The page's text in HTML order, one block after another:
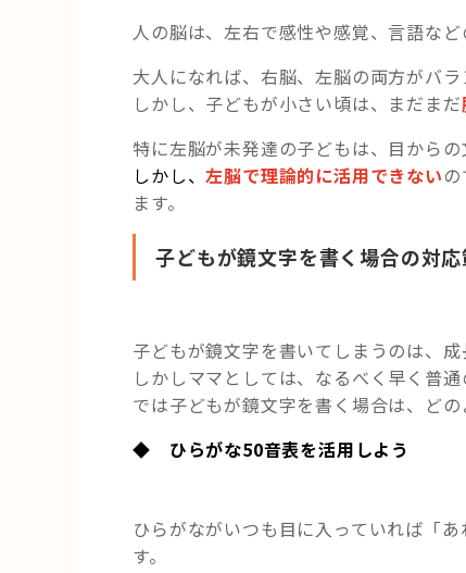
人の脳は、左右で感性や感覚、言語な
大人になれば、右脳、左脳の両方がバ
しかし、子どもが小さい頃は、まだまだ
特に左脳が未発達の子どもは、目から
しかし、左脳で理論的に活用できない
ます。
子どもが鏡文字を書く場合の対応
子どもが鏡文字を書いてしまうのは、
しかしママとしては、なるべく早く普
では子どもが鏡文字を書く場合は、ど
◆ ひらがな50音表を活用しよう
ひらがながいつも目に入っていれば「
す。